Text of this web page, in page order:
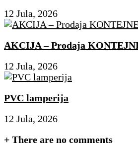
12 Jula, 2026
AKCIJA – Prodaja
12 Jula, 2026
PVC lamperija
12 Jula, 2026
+ There are no comments